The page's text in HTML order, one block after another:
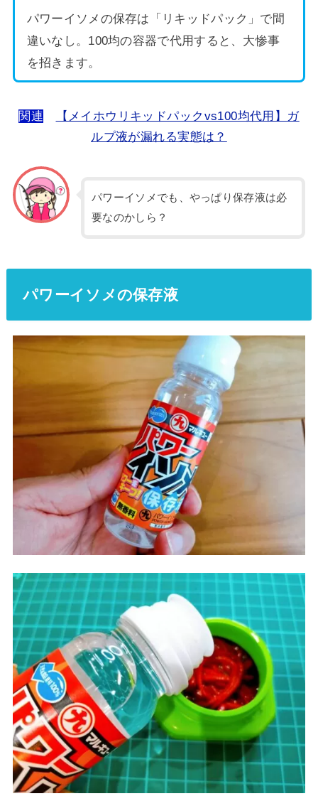
パワーイソメの保存は「リキッドパック」で間
違いなし。100均の容器で代用すると、大惨事
を招きます。
関連
【メイホウリキッドパックvs100均代用】ガ
ルプ液が漏れる実態は？
パワーイソメでも、やっぱり保存液は必
要なのかしら？
パワーイソメの保存液